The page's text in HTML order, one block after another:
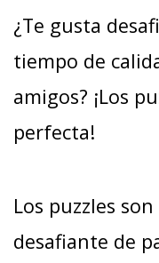
¿Te gusta
tiempo de
amigos? ¡Los
perfecta!
Los puzzles
desafiante de